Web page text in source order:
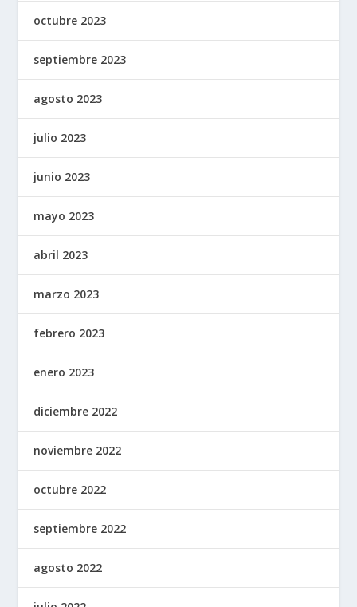
octubre 2023
septiembre 2023
agosto 2023
julio 2023
junio 2023
mayo 2023
abril 2023
marzo 2023
febrero 2023
enero 2023
diciembre 2022
noviembre 2022
octubre 2022
septiembre 2022
agosto 2022